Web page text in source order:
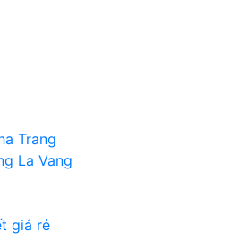
Trang
La Vang
giá rẻ